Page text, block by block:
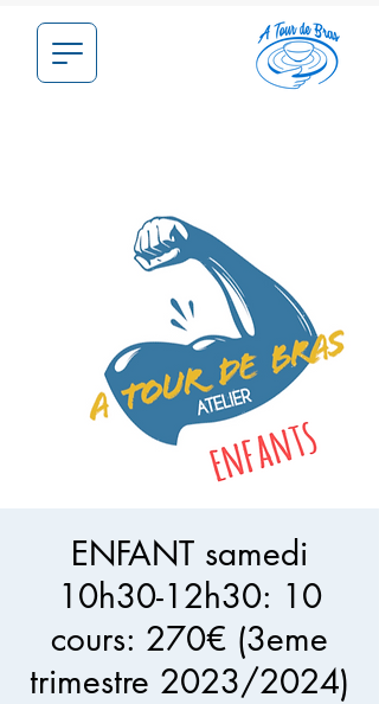
ENFANT samedi
10h30-12h30: 10
cours: 270€ (3eme
trimestre 2023/2024)